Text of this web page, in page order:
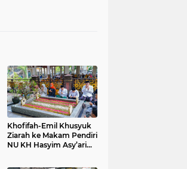
Khofifah-Emil Khusyuk
Ziarah ke Makam Pendiri
NU KH Hasyim Asy’ari